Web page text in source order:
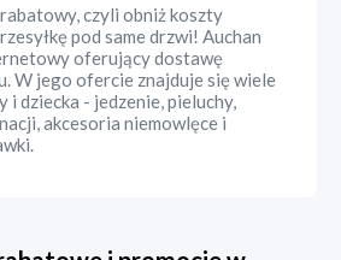
czyli obniż koszty
pod same drzwi! Auchan
oferujący dostawę
W jego ofercie znajduje się wiele
i dziecka - jedzenie, pieluchy,
akcesoria niemowlęce i